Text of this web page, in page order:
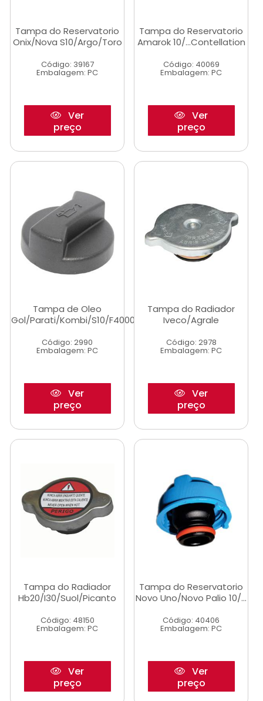
Tampa do Reservatorio
Onix/Nova S10/Argo/Toro
Código: 39167
Embalagem: PC
Ver
preço
Tampa do Reservatorio
Amarok 10/...Contellation
Código: 40069
Embalagem: PC
Ver
preço
Tampa de Oleo
Gol/Parati/Kombi/S10/F4000/Golf
Código: 2990
Embalagem: PC
Ver
preço
Tampa do Radiador
Iveco/Agrale
Código: 2978
Embalagem: PC
Ver
preço
Tampa do Radiador
Hb20/I30/Suol/Picanto
Código: 48150
Embalagem: PC
Ver
preço
Tampa do Reservatorio
Novo Uno/Novo Palio 10/...
Código: 40406
Embalagem: PC
Ver
preço